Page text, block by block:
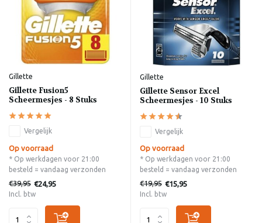
Gillette
Gillette Fusion5
Scheermesjes - 8 Stuks
Vergelijk
Op voorraad
* Op werkdagen voor 21:00
besteld = vandaag verzonden
€39,95 €24,95
Incl. btw
Gillette
Gillette Sensor Excel
Scheermesjes - 10 Stuks
Vergelijk
Op voorraad
* Op werkdagen voor 21:00
besteld = vandaag verzonden
€19,95 €15,95
Incl. btw